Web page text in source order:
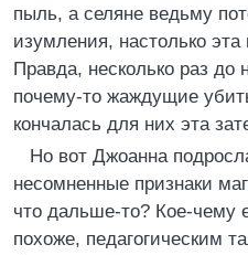
пыль, а селяне ведьму
изумления, настолько
Правда, несколько раз до
почему-то жаждущие
кончалась для них эта
Но вот Джоанна
несомненные признаки
что дальше-то? Кое-чему
похоже, педагогическим